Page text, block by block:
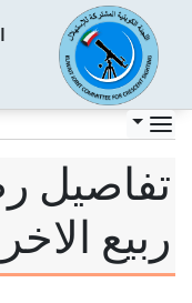
تفاصيل
ربيع الاخر